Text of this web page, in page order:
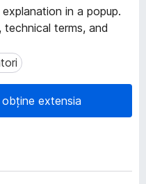
in a popup.
terms, and
extensia